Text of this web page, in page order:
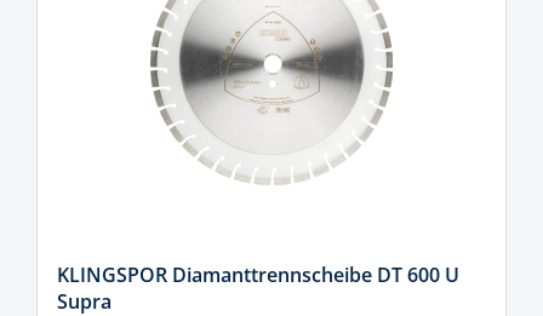
KLINGSPOR Diamanttrennscheibe DT 600 U
Supra